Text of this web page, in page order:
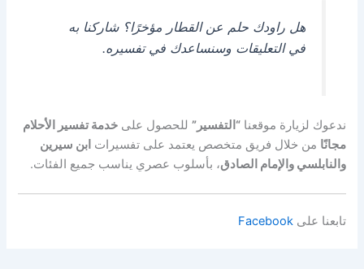
هل راودك حلم عن القطار مؤخرًا؟ شاركنا به
في التعليقات وسنساعدك في تفسيره.
ندعوك لزيارة موقعنا“التفسير” للحصول علىخدمة تفسير الأحلام
مجانًا من خلال فريق متخصص يعتمد على تفسيرات ابن سيرين
والنابلسي والإمام الصادق، بأسلوب عصري يناسب جميع الفئات.
تابعنا علىFacebook